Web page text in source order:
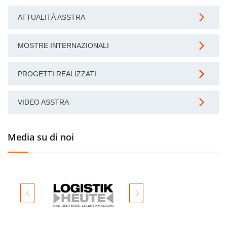
ATTUALITÀ ASSTRA
MOSTRE INTERNAZIONALI
PROGETTI REALIZZATI
VIDEO ASSTRA
Media su di noi